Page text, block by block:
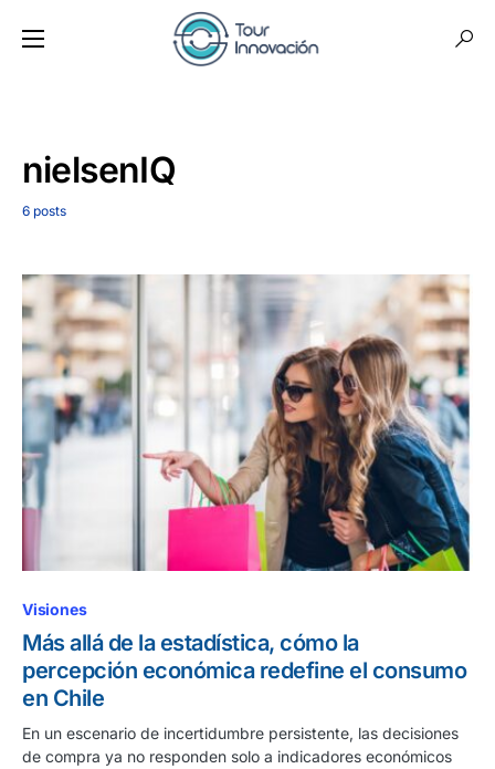
nielsenIQ
6 posts
Visiones
Más allá de la estadística, cómo la
percepción económica redefine el consumo
en Chile
En un escenario de incertidumbre persistente, las decisiones
de compra ya no responden solo a indicadores económicos